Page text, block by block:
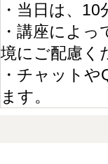
・当日は、
・講座によ
境にご配慮く
・チャット
ます。